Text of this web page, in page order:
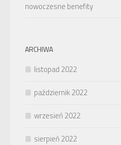
nowoczesne benefity
ARCHIWA
listopad 2022
październik 2022
wrzesień 2022
sierpień 2022